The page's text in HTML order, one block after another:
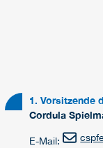
1. Vorsitzende
Cordula
E-Mail: